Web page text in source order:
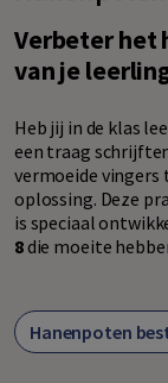
Verbeter het
van je
Heb jij in de klas
een traag
vermoeide vingers
oplossing. Deze
is speciaal
8die moeite
Hanenpoten